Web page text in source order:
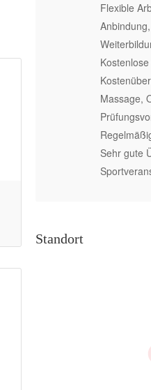
Flexible
Massage,
Sehr gute
Standort